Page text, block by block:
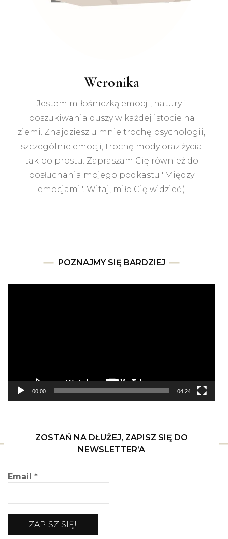
Weronika
Jestem miłośniczką emocji, natury i
poszukiwania duszy w każdej istocie na
ziemi. Znajdziesz u mnie trochę psychologii,
szczególnie emocji, trochę mody oraz życia
tak po prostu. Zapraszam Cię również do
posłuchania mojego podkastu "Między
emocjami". Witaj, miło Cię widzieć:)
POZNAJMY SIĘ BARDZIEJ
00:00 04:24
ZOSTAŃ NA DŁUŻEJ, ZAPISZ SIĘ DO
NEWSLETTER’A
Email *